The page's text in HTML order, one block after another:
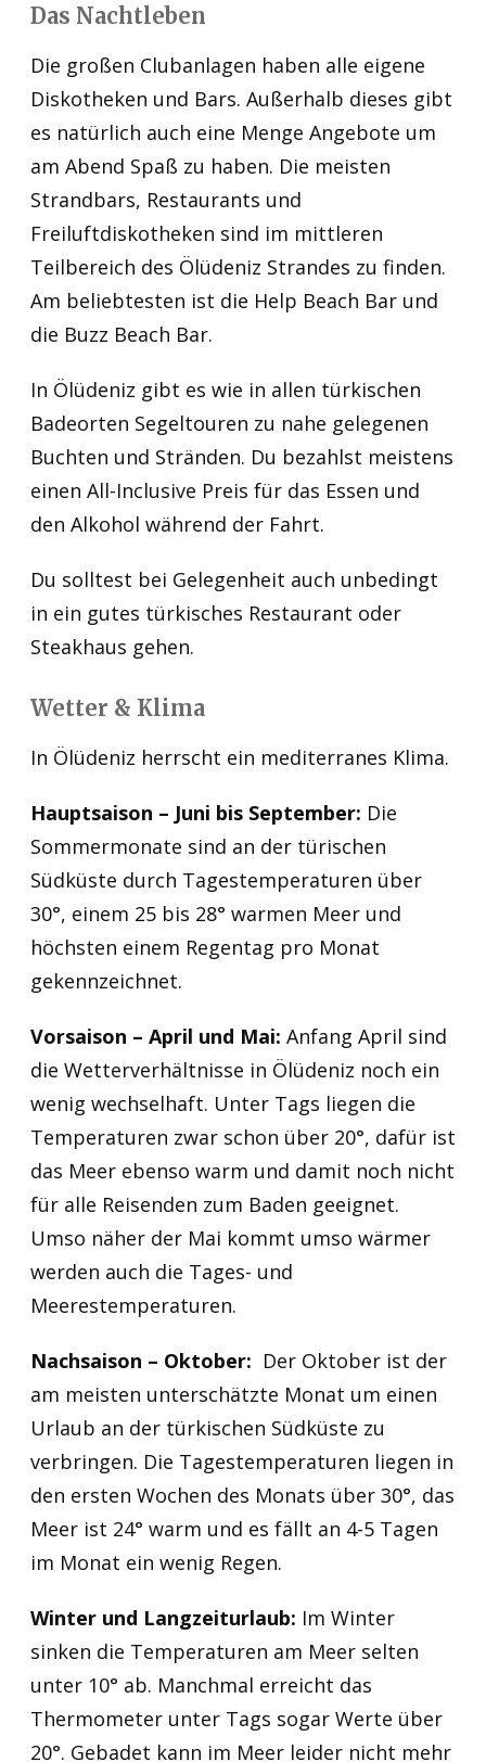
Das Nachtleben
Die großen Clubanlagen haben alle eigene
Diskotheken und Bars. Außerhalb dieses gibt
es natürlich auch eine Menge Angebote um
am Abend Spaß zu haben. Die meisten
Strandbars, Restaurants und
Freiluftdiskotheken sind im mittleren
Teilbereich des Ölüdeniz Strandes zu finden.
Am beliebtesten ist die Help Beach Bar und
die Buzz Beach Bar.
In Ölüdeniz gibt es wie in allen türkischen
Badeorten Segeltouren zu nahe gelegenen
Buchten und Stränden. Du bezahlst meistens
einen All-Inclusive Preis für das Essen und
den Alkohol während der Fahrt.
Du solltest bei Gelegenheit auch unbedingt
in ein gutes türkisches Restaurant oder
Steakhaus gehen.
Wetter & Klima
In Ölüdeniz herrscht ein mediterranes Klima.
Hauptsaison – Juni bis September: Die
Sommermonate sind an der türischen
Südküste durch Tagestemperaturen über
30°, einem 25 bis 28° warmen Meer und
höchsten einem Regentag pro Monat
gekennzeichnet.
Vorsaison – April und Mai: Anfang April sind
die Wetterverhältnisse in Ölüdeniz noch ein
wenig wechselhaft. Unter Tags liegen die
Temperaturen zwar schon über 20°, dafür ist
das Meer ebenso warm und damit noch nicht
für alle Reisenden zum Baden geeignet.
Umso näher der Mai kommt umso wärmer
werden auch die Tages- und
Meerestemperaturen.
Nachsaison – Oktober: Der Oktober ist der
am meisten unterschätzte Monat um einen
Urlaub an der türkischen Südküste zu
verbringen. Die Tagestemperaturen liegen in
den ersten Wochen des Monats über 30°, das
Meer ist 24° warm und es fällt an 4-5 Tagen
im Monat ein wenig Regen.
Winter und Langzeiturlaub: Im Winter
sinken die Temperaturen am Meer selten
unter 10° ab. Manchmal erreicht das
Thermometer unter Tags sogar Werte über
20°. Gebadet kann im Meer leider nicht mehr